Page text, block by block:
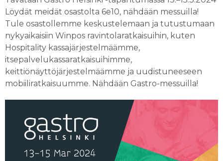
Löydät meidät osastolta 6e10, nähdään messuilla!
Tule osastollemme keskustelemaan ja tutustumaan
nykyaikaisiin Winpos ravintolaratkaisuihin, kuten
Hospitality kassajärjestelmäämme,
itsepalvelukassaratkaisuihimme,
keittiönäyttöjärjestelmäämme ja uudistuneeseen
mobiiliratkaisuumme. Nähdään Gastro-messuilla!